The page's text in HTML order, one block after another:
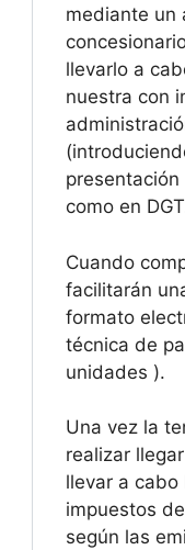
mediante un
llevarlo a
nuestra con
como en
Cuando
facilitarán
formato
técnica de
unidades ).
Una vez la
realizar
llevar a cabo
impuestos
según las